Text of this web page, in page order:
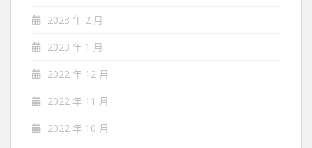
2023 年 2 月
2023 年 1 月
2022 年 12 月
2022 年 11 月
2022 年 10 月